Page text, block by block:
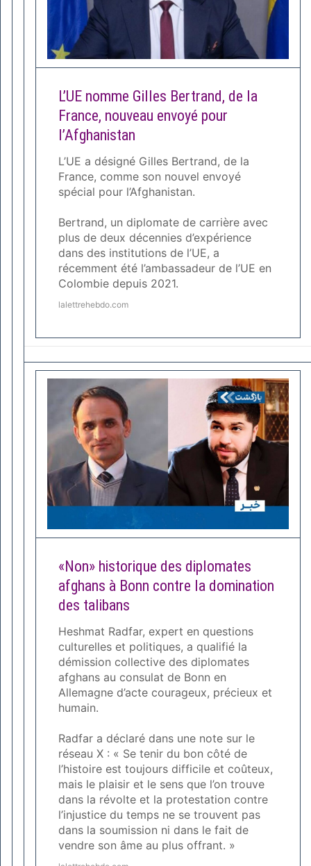
L’UE nomme Gilles Bertrand, de la
France, nouveau envoyé pour
l’Afghanistan
L’UE a désigné Gilles Bertrand, de la
France, comme son nouvel envoyé
spécial pour l’Afghanistan.
Bertrand, un diplomate de carrière avec
plus de deux décennies d’expérience
dans des institutions de l’UE, a
récemment été l’ambassadeur de l’UE en
Colombie depuis 2021.
lalettrehebdo.com
«Non» historique des diplomates
afghans à Bonn contre la domination
des talibans
Heshmat Radfar, expert en questions
culturelles et politiques, a qualifié la
démission collective des diplomates
afghans au consulat de Bonn en
Allemagne d’acte courageux, précieux et
humain.
Radfar a déclaré dans une note sur le
réseau X : « Se tenir du bon côté de
l’histoire est toujours difficile et coûteux,
mais le plaisir et le sens que l’on trouve
dans la révolte et la protestation contre
l’injustice du temps ne se trouvent pas
dans la soumission ni dans le fait de
vendre son âme au plus offrant. »